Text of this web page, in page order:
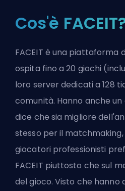
Cos'è
FACEIT è una piattaforma
ospita fino a 20 giochi
loro server dedicati a 128
comunità. Hanno anche
dice che sia migliore
stesso per il
giocatori professionisti
FACEIT piuttosto che sul
del gioco. Visto che hanno